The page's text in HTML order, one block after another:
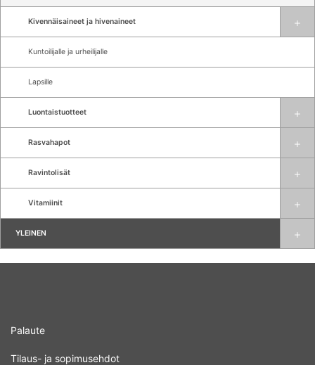
Kivennäisaineet ja hivenaineet
Kuntoilijalle ja urheilijalle
Lapsille
Luontaistuotteet
Rasvahapot
Ravintolisät
Vitamiinit
YLEINEN
Palaute
Tilaus- ja sopimusehdot